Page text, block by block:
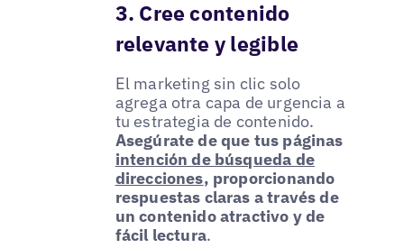
3. Cree contenido
relevante y legible
El marketing sin clic solo
agrega otra capa de urgencia a
tu estrategia de contenido.
Asegúrate de que tus páginas
intención de búsqueda de
direcciones, proporcionando
respuestas claras a través de
un contenido atractivo y de
fácil lectura.